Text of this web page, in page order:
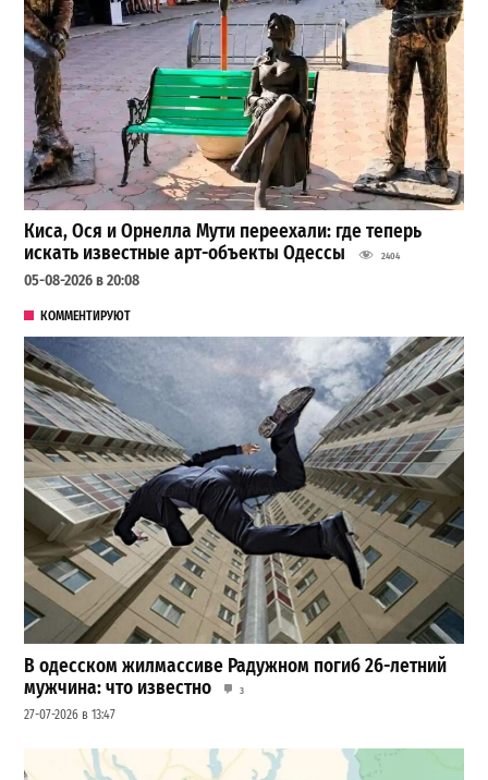
Киса, Ося и Орнелла Мути переехали: где теперь
искать известные арт-объекты Одессы
2404
05-08-2026 в 20:08
КОММЕНТИРУЮТ
В одесском жилмассиве Радужном погиб 26-летний
мужчина: что известно
3
27-07-2026 в 13:47